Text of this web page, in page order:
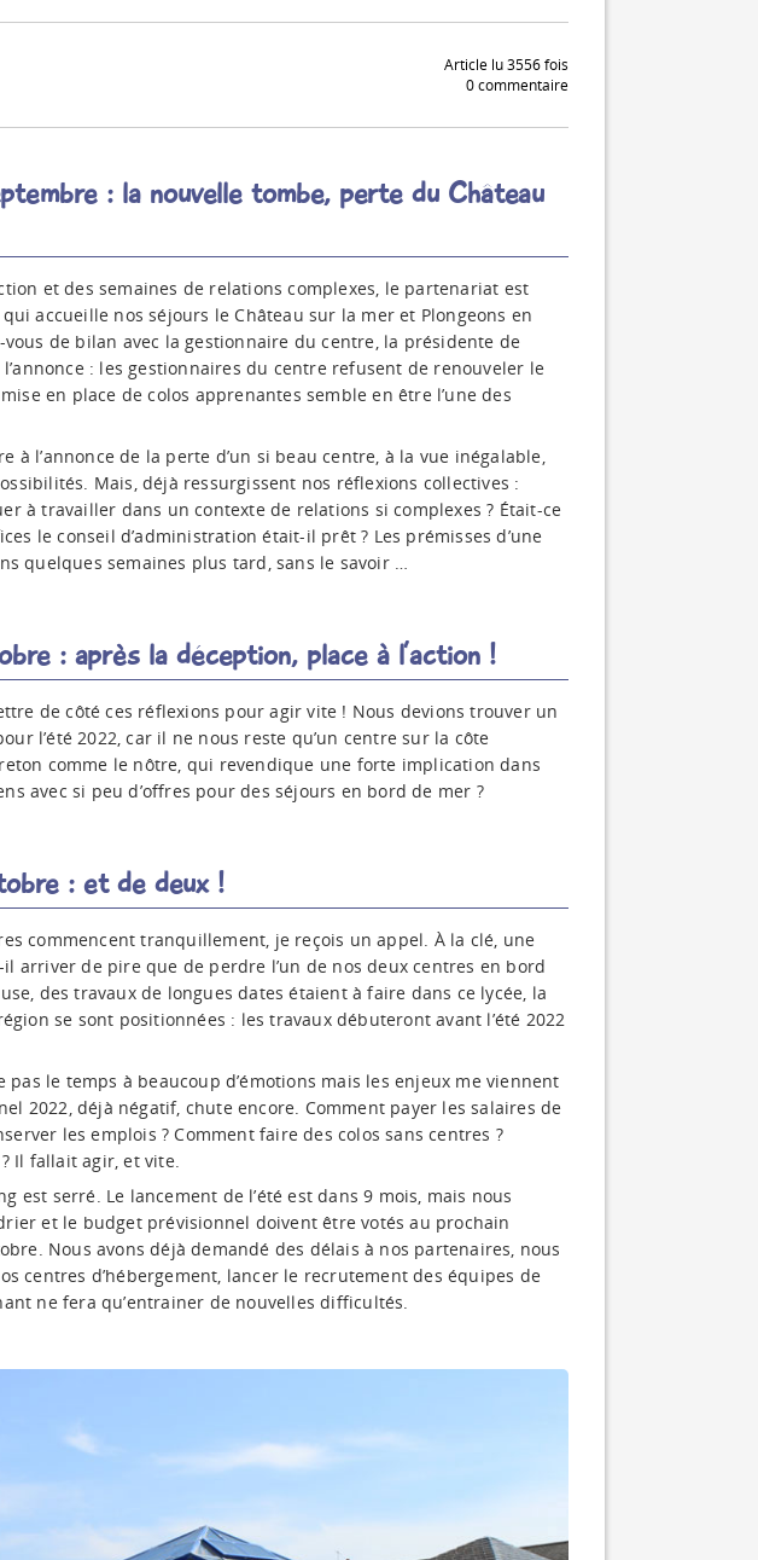
Article lu 3556 fois
0 commentaire
: la nouvelle tombe, perte du Château
et des semaines de relations complexes, le partenariat est
accueille nos séjours le Château sur la mer et Plongeons en
de bilan avec la gestionnaire du centre, la présidente de
l’annonce : les gestionnaires du centre refusent de renouveler le
en place de colos apprenantes semble en être l’une des
à l’annonce de la perte d’un si beau centre, à la vue inégalable,
Mais, déjà ressurgissent nos réflexions collectives :
à travailler dans un contexte de relations si complexes ? Était-ce
le conseil d’administration était-il prêt ? Les prémisses d’une
quelques semaines plus tard, sans le savoir …
: après la déception, place à l’action !
de côté ces réflexions pour agir vite ! Nous devions trouver un
l’été 2022, car il ne nous reste qu’un centre sur la côte
comme le nôtre, qui revendique une forte implication dans
avec si peu d’offres pour des séjours en bord de mer ?
: et de deux !
commencent tranquillement, je reçois un appel. À la clé, une
arriver de pire que de perdre l’un de nos deux centres en bord
des travaux de longues dates étaient à faire dans ce lycée, la
se sont positionnées : les travaux débuteront avant l’été 2022
pas le temps à beaucoup d’émotions mais les enjeux me viennent
2022, déjà négatif, chute encore. Comment payer les salaires de
les emplois ? Comment faire des colos sans centres ?
Il fallait agir, et vite.
est serré. Le lancement de l’été est dans 9 mois, mais nous
et le budget prévisionnel doivent être votés au prochain
Nous avons déjà demandé des délais à nos partenaires, nous
centres d’hébergement, lancer le recrutement des équipes de
ne fera qu’entrainer de nouvelles difficultés.